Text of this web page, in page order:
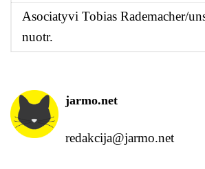
Asociatyvi Tobias Rademacher/
nuotr.
jarmo.net
redakcija@jarmo.net